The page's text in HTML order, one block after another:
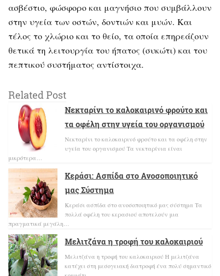
ασβέστιο, φώσφορο και μαγνήσιο που συμβάλλουν
στην υγεία των οστών, δοντιών και μυών. Και
τέλος το χλώριο και το θείο, τα οποία επηρεάζουν
θετικά τη λειτουργία του ήπατος (συκώτι) και του
πεπτικού συστήματος αντίστοιχα.
Related Post
Νεκταρίνι το καλοκαιρινό φρούτο και
τα οφέλη στην υγεία του οργανισμού
Νεκταρίνι το καλοκαιρινό φρούτο και τα οφέλη στην
υγεία του οργανισμού Τα νεκταρίνια είναι
μικρότερα…
Κεράσι: Ασπίδα στο Ανοσοποιητικό
μας Σύστημα
Κεράσι ασπίδα στο ανοσοποιητικό μας σύστημα Τα
πολλά οφέλη του κερασιού αποτελούν μια
πραγματικά μεγάλη…
Μελιτζάνα η τροφή του καλοκαιριού
Μελιτζάνα η τροφή του καλοκαιριού H μελιτζάνα
κατέχει στη μεσογειακή διατροφή ένα πολύ σημαντικό